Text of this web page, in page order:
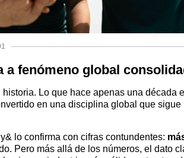
a fenómeno global
Lo que hace apenas una década
en una disciplina global que sigue
lo confirma con cifras contundentes:
Pero más allá de los números, el dato